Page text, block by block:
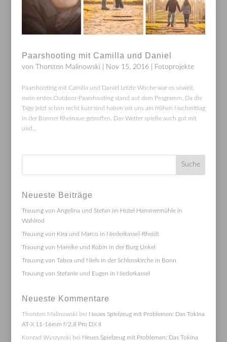
Paarshooting mit Camilla und Daniel
von Thorsten Malinowski Nov 15, 2016| Fotoprojekte
Paarshooting mit Camilla und Daniel Letzte Woche war es soweit,
mein erstes Outdoor-Paarshooting stand auf dem Programm. Da die
Tage jetzt schon recht kurz sind haben wir uns am frühen Nachmittag
in der Bonner Rheinaue getroffen. Das Wetter spielte auch gut mit
und...
Neueste Beiträge
Trauung von Angelina und Stefan im Hotel Hammermühle in
Wahlrod
Trauung von Kira und Marco in Niederkassel-Rheidt
Trauung von Mareike und Robin in der Burg Unkel
Trauung von Tabea und Niels in der Schlosskirche in Bonn
Trauung von Stefanie und Eugen in Niederkassel
Neueste Kommentare
Thorsten Malinowski bei Neues Spielzeug mit Problemen: Das Tokina
AT-X 11-16mm f/2.8 Pro DX II
Konrad Wyszynski bei Neues Spielzeug mit Problemen: Das Tokina